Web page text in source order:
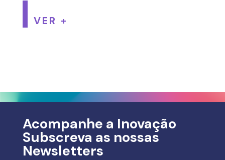
VER +
Acompanhe a Inovação
Subscreva as nossas
Newsletters